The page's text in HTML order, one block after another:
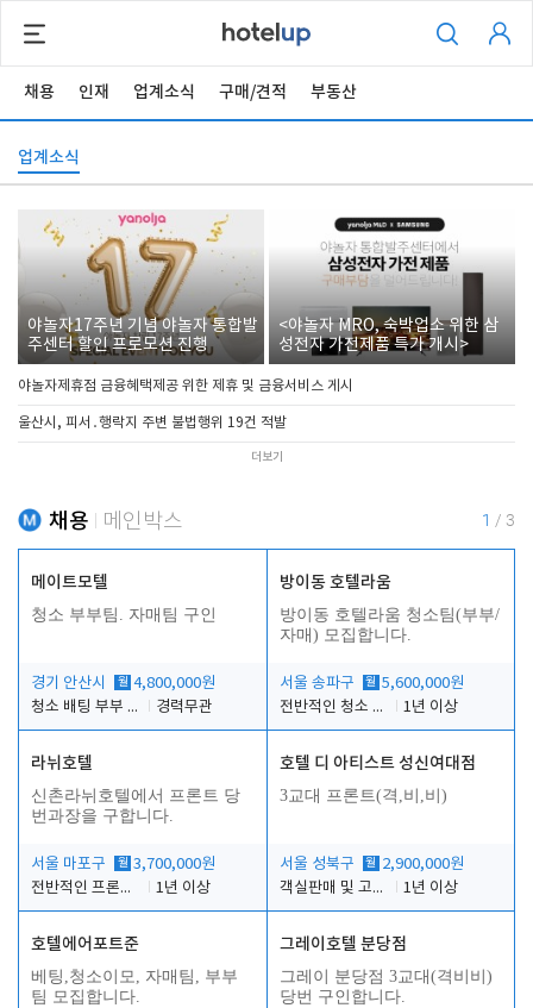
채용 인재 업계소식 구매/견적 부동산
업계소식
야놀자17주년 기념 야놀자 통합발
주센터 할인 프로모션 진행
<야놀자 MRO, 숙박업소 위한 삼
성전자 가전제품 특가 개시>
야놀자제휴점 금융혜택제공 위한 제휴 및 금융서비스 게시
울산시, 피서․행락지 주변 불법행위 19건 적발
더보기
채용 메인박스 1 / 3
메이트모텔
청소 부부팀. 자매팀 구인
경기 안산시 월 4,800,000원
청소 배팅 부부 구합니다
경력무관
방이동 호텔라움
방이동 호텔라움 청소팀(부부/
자매) 모집합니다.
서울 송파구 월 5,600,000원
전반적인 청소 업무(객실청소.객실정리)
1년 이상
라뉘호텔
신촌라뉘호텔에서 프론트 당
번과장을 구합니다.
서울 마포구 월 3,700,000원
전반적인 프론트 당번업무
1년 이상
호텔 디 아티스트 성신여대점
3교대 프론트(격,비,비)
서울 성북구 월 2,900,000원
객실판매 및 고객응대
1년 이상
호텔에어포트준
베팅,청소이모, 자매팀, 부부
팀 모집합니다.
그레이호텔 분당점
그레이 분당점 3교대(격비비)
당번 구인합니다.